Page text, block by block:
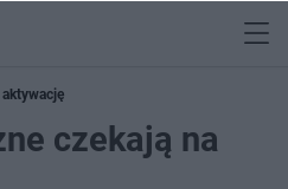
czekają na